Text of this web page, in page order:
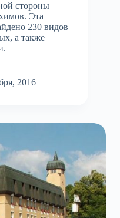
стороны
Эта
230 видов
а также
2016